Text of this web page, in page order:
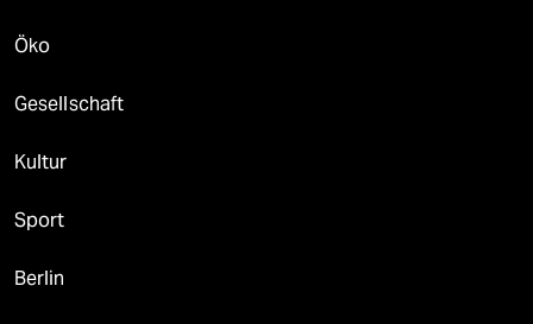
Öko
Gesellschaft
Kultur
Sport
Berlin